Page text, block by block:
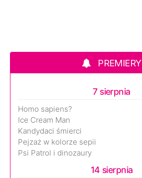
PREMIERY
7 sierpnia
Homo sapiens?
Ice Cream Man
Kandydaci śmierci
Pejzaż w kolorze sepii
Psi Patrol i dinozaury
14 sierpnia